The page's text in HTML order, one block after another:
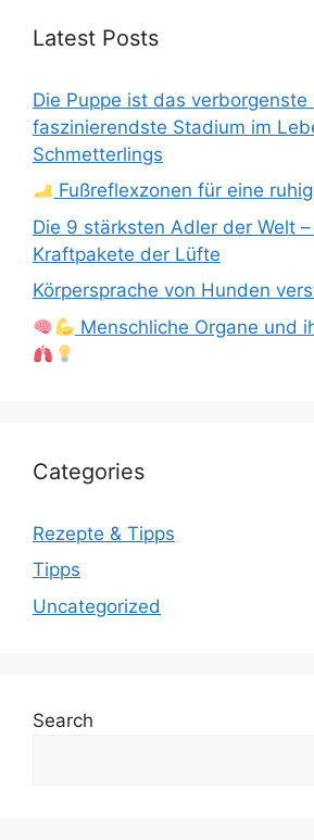
Latest Posts
Die Puppe ist das verborgenste
faszinierendste Stadium im
Schmetterlings
Fußreflexzonen für eine
Die 9 stärksten Adler der Welt
Kraftpakete der Lüfte
Körpersprache von Hunden
Menschliche Organe und
Categories
Rezepte & Tipps
Tipps
Uncategorized
Search